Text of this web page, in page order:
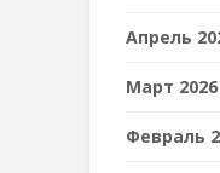
Апрель
Март 2026
Февраль